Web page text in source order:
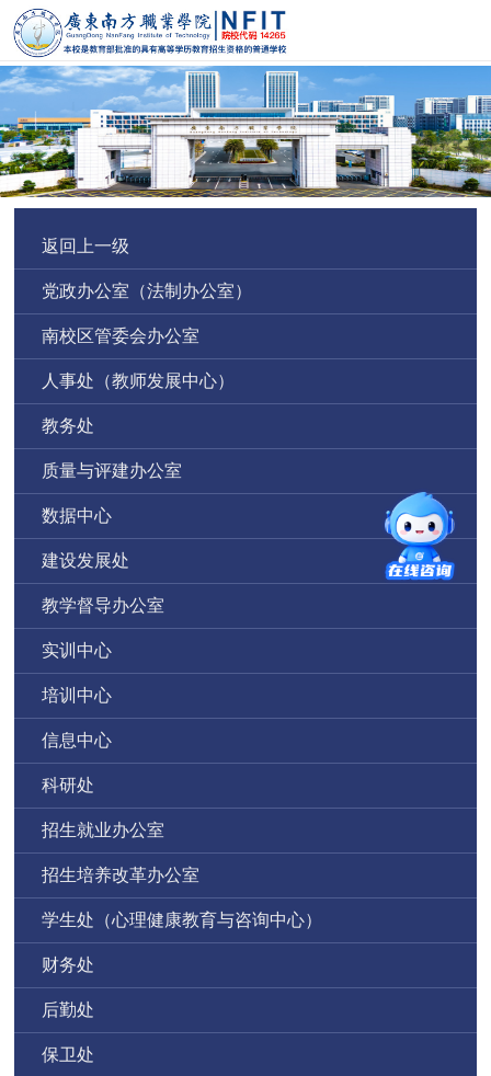
返回上一级
党政办公室（法制办公室）
南校区管委会办公室
人事处（教师发展中心）
教务处
质量与评建办公室
数据中心
建设发展处
教学督导办公室
实训中心
培训中心
信息中心
科研处
招生就业办公室
招生培养改革办公室
学生处（心理健康教育与咨询中心）
财务处
后勤处
保卫处